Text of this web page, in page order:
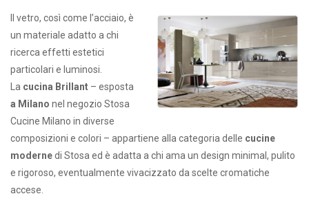
Il vetro, così come l’acciaio, è
un materiale adatto a chi
ricerca effetti estetici
particolari e luminosi.
La cucina Brillant – esposta
a Milano nel negozio Stosa
Cucine Milano in diverse
composizioni e colori – appartiene alla categoria delle cucine
modernedi Stosa ed è adatta a chi ama un design minimal, pulito
e rigoroso, eventualmente vivacizzato da scelte cromatiche
accese.